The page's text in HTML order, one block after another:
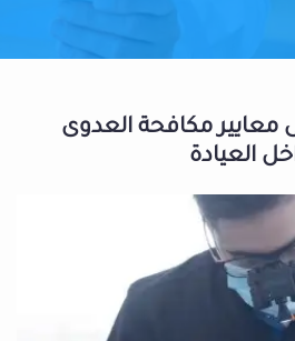
معايير مكافحة العدوى
العيادة